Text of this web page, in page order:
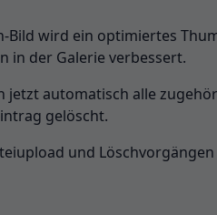
Bild wird ein optimiertes
in der Galerie verbessert.
jetzt automatisch alle
gelöscht.
und